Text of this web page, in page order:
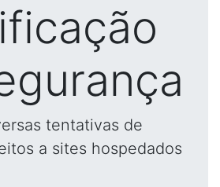
tentativas de
a sites hospedados